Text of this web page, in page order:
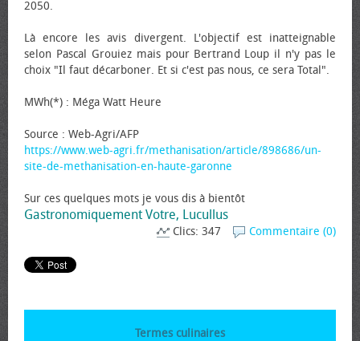
2050.
Là encore les avis divergent. L'objectif est inatteignable
selon Pascal Grouiez mais pour Bertrand Loup il n'y pas le
choix "Il faut décarboner. Et si c'est pas nous, ce sera Total".
MWh(*) : Méga Watt Heure
Source : Web-Agri/AFP
https://www.web-agri.fr/methanisation/article/898686/un-
site-de-methanisation-en-haute-garonne
Sur ces quelques mots je vous dis à bientôt
Gastronomiquement Votre, Lucullus
Commentaire (0)
Clics: 347
Termes culinaires